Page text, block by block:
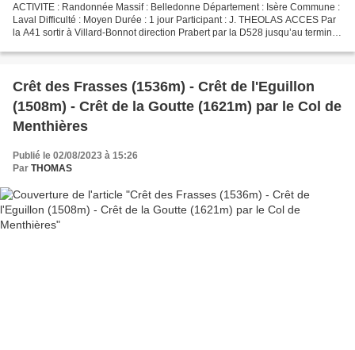
ACTIVITE : Randonnée Massif : Belledonne Département : Isère Commune :
Laval Difficulté : Moyen Durée : 1 jour Participant : J. THEOLAS ACCES Par
la A41 sortir à Villard-Bonnot direction Prabert par la D528 jusqu’au terminus
Crêt des Frasses (1536m) - Crêt de l'Eguillon
(1508m) - Crêt de la Goutte (1621m) par le Col de
Menthières
Publié le 02/08/2023 à 15:26
Par THOMAS